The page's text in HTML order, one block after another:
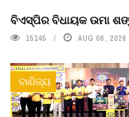
ବିଏସ୍‌ପିର ବିଧାୟକ ଉମା
15145 AUG 06, 2026
ବାଣିଜ୍ୟ